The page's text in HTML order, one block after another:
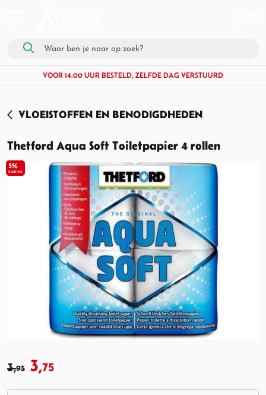
VOOR 14:00 UUR BESTELD, ZELFDE DAG VERSTUURD
VLOEISTOFFEN EN BENODIGDHEDEN
5%
KORTING
Thetford Aqua Soft Toiletpapier 4 rollen
3,95 3,75